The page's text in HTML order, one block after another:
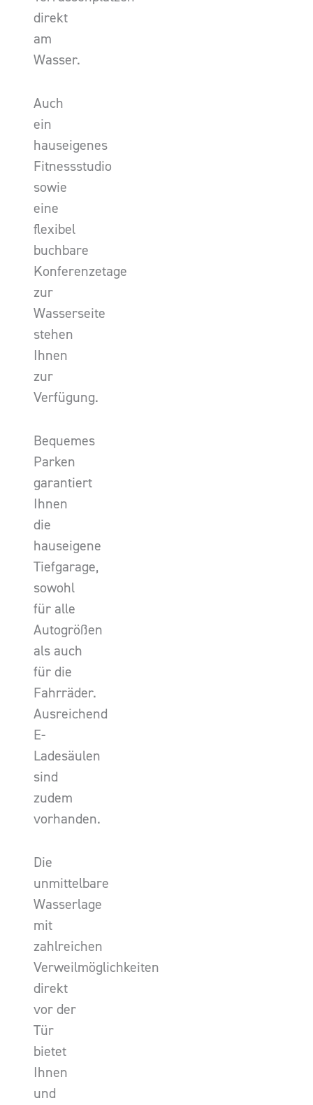
direkt
am
Wasser.
Auch
ein
hauseigenes
Fitnessstudio
sowie
eine
flexibel
buchbare
Konferenzetage
zur
Wasserseite
stehen
Ihnen
zur
Verfügung.
Bequemes
Parken
garantiert
Ihnen
die
hauseigene
Tiefgarage,
sowohl
für alle
Autogrößen
als auch
für die
Fahrräder.
Ausreichend
E-
Ladesäulen
sind
zudem
vorhanden.
Die
unmittelbare
Wasserlage
mit
zahlreichen
Verweilmöglichkeiten
direkt
vor der
Tür
bietet
Ihnen
und